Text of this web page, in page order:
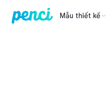
Mẫu thiết kế